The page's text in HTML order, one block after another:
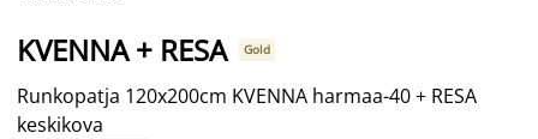
KVENNA + RESA Gold
Runkopatja 120x200cm KVENNA harmaa-40 + RESA
keskikova